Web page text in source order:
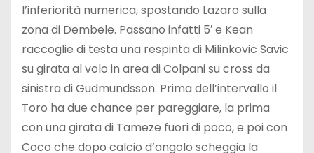
l’inferiorità numerica, spostando Lazaro sulla
zona di Dembele. Passano infatti 5′ e Kean
raccoglie di testa una respinta di Milinkovic Savic
su girata al volo in area di Colpani su cross da
sinistra di Gudmundsson. Prima dell’intervallo il
Toro ha due chance per pareggiare, la prima
con una girata di Tameze fuori di poco, e poi con
Coco che dopo calcio d’angolo scheggia la